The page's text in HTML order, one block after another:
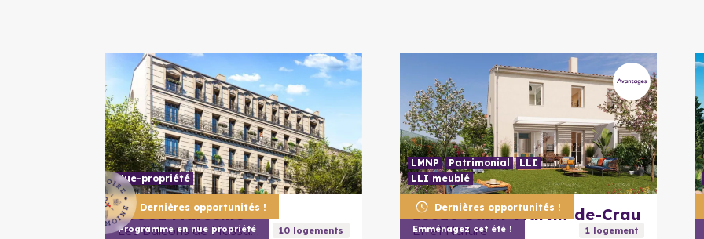
Dernières opportunités !
Programme en nue propriété
Nue-propriété
En savoir plus
13001 Marseille
Les Balcons de Massalia 10logements
Dernières opportunités !
Emménagez cet été !
LMNP Patrimonial
LLI
LLI meublé
13310 Saint-Martin-de-Crau
Effet Nature 1logement